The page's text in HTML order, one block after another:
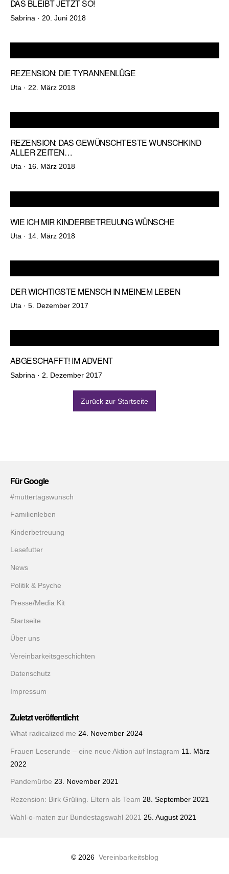
DAS BLEIBT JETZT SO!
Sabrina · Veröffentlicht
20. Juni 2018
REZENSION: DIE TYRANNENLÜGE
Uta · Veröffentlicht
22. März 2018
REZENSION: DAS GEWÜNSCHTESTE WUNSCHKIND
ALLER ZEITEN…
Uta · Veröffentlicht
16. März 2018
WIE ICH MIR KINDERBETREUUNG WÜNSCHE
Uta · Veröffentlicht
14. März 2018
DER WICHTIGSTE MENSCH IN MEINEM LEBEN
Uta · Veröffentlicht
5. Dezember 2017
ABGESCHAFFT! IM ADVENT
Sabrina · Veröffentlicht
2. Dezember 2017
Zurück zur Startseite
Für Google
#muttertagswunsch
Familienleben
Kinderbetreuung
Lesefutter
News
Politik & Psyche
Presse/Media Kit
Startseite
Über uns
Vereinbarkeitsgeschichten
Datenschutz
Impressum
Zuletzt veröffentlicht
What radicalized me 24. November 2024
Frauen Leserunde – eine neue Aktion auf Instagram 11. März
2022
Pandemürbe 23. November 2021
Rezension: Birk Grüling. Eltern als Team 28. September 2021
Wahl-o-maten zur Bundestagswahl 2021 25. August 2021
© 2026 Vereinbarkeitsblog